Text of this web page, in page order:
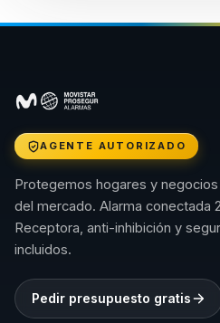
AGENTE AUTORIZADO
Protegemos hogares y
del mercado. Alarma conectada
Receptora, anti-inhibición y
incluidos.
Pedir presupuesto gratis